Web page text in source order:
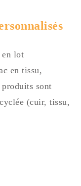
en lot
en tissu,
sont
(cuir, tissu,